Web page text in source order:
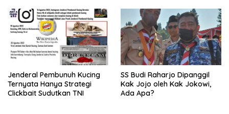
Jenderal Pembunuh Kucing
Ternyata Hanya Strategi
Clickbait Sudutkan TNI
SS Budi Raharjo Dipanggil
Kak Jojo oleh Kak Jokowi,
Ada Apa?